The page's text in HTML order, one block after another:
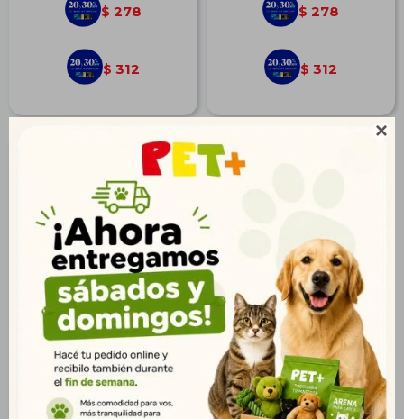

$ 278
$ 312
$ 278
$ 312
Hill's A/D 156 gr
$ 400